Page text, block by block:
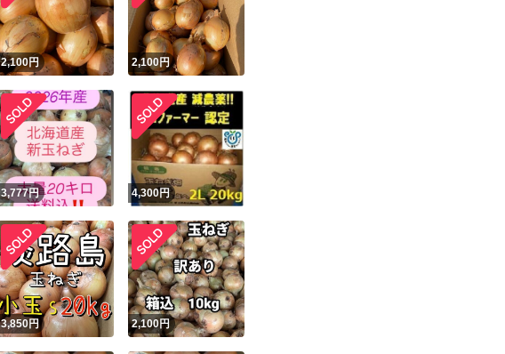
2,100円 2,100円
3,777円 4,300円
3,850円 2,100円